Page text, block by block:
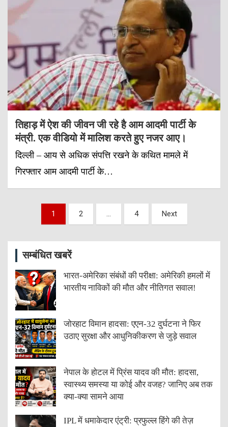
तिहाड़ में ऐश की जीवन जी रहे है आम आदमी पार्टी के
मंत्री. एक वीडियो में मालिश करते हुए नजर आए।
दिल्ली – आय से अधिक संपत्ति रखने के कथित मामले में
गिरफ्तार आम आदमी पार्टी के…
pagination
1 2 … 4 Next
सम्बंधित खबरें
भारत-अमेरिका संबंधों की परीक्षा: अमेरिकी हमलों में
भारतीय नाविकों की मौत और नीतिगत सवाल!
जोरहाट विमान हादसा: एएन-32 दुर्घटना ने फिर
उठाए सुरक्षा और आधुनिकीकरण से जुड़े सवाल
नेपाल के होटल में प्रिंस यादव की मौत: हादसा,
स्वास्थ्य समस्या या कोई और वजह? जानिए अब तक
क्या-क्या सामने आया
IPL में धमाकेदार एंट्री: प्रफुल्ल हिंगे की तेज़